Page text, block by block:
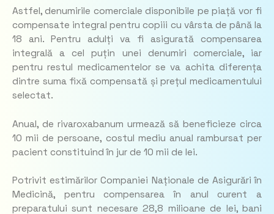
Astfel, denumirile comerciale disponibile pe piață vor fi
compensate integral pentru copiii cu vârsta de până la
18 ani. Pentru adulți va fi asigurată compensarea
integrală a cel puțin unei denumiri comerciale, iar
pentru restul medicamentelor se va achita diferența
dintre suma fixă compensată și prețul medicamentului
selectat.
Anual, de rivaroxabanum urmează să beneficieze circa
10 mii de persoane, costul mediu anual rambursat per
pacient constituind în jur de 10 mii de lei.
Potrivit estimărilor Companiei Naționale de Asigurări în
Medicină, pentru compensarea în anul curent a
preparatului sunt necesare 28,8 milioane de lei, bani